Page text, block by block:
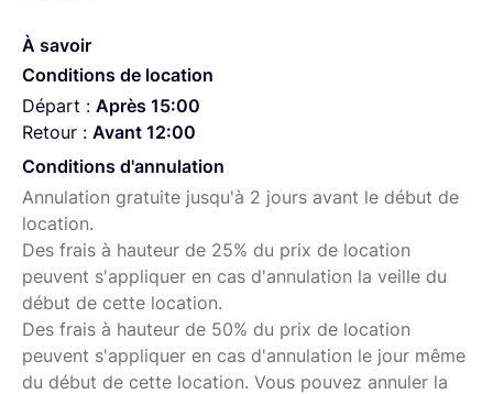
À savoir
Conditions de location
Départ : Après 15:00
Retour : Avant 12:00
Conditions d'annulation
Annulation gratuite jusqu'à 2 jours avant le début de
location.
Des frais à hauteur de 25% du prix de location
peuvent s'appliquer en cas d'annulation la veille du
début de cette location.
Des frais à hauteur de 50% du prix de location
peuvent s'appliquer en cas d'annulation le jour même
du début de cette location. Vous pouvez annuler la